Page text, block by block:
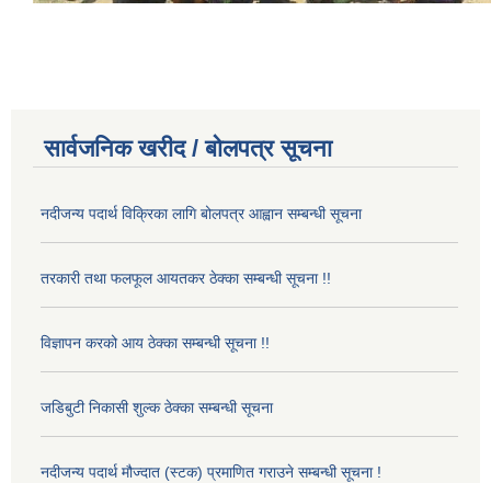
सार्वजनिक खरीद / बोलपत्र सूचना
नदीजन्य पदार्थ विक्रिका लागि बोलपत्र आह्वान सम्बन्धी सूचना
तरकारी तथा फलफूल आयतकर ठेक्का सम्बन्धी सूचना !!
विज्ञापन करको आय ठेक्का सम्बन्धी सूचना !!
जडिबुटी निकासी शुल्क ठेक्का सम्बन्धी सूचना
नदीजन्य पदार्थ मौज्दात (स्टक) प्रमाणित गराउने सम्बन्धी सूचना !